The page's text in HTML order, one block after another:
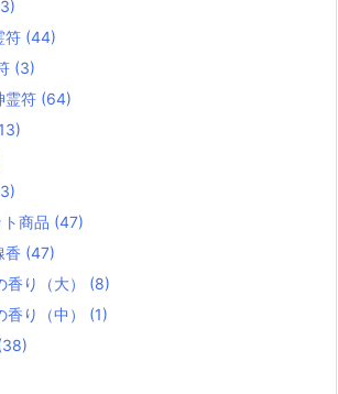
符 (44)
(3)
霊符 (64)
商品 (47)
香 (47)
り（大） (8)
り（中） (1)